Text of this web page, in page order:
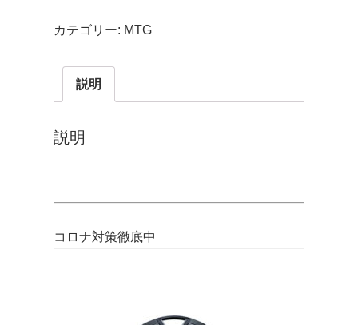
カテゴリー: MTG
説明
説明
コロナ対策徹底中